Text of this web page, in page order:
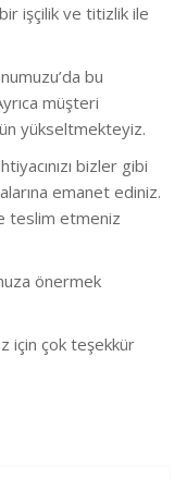
işçilik ve titizlik ile
bu
müşteri
yükseltmekteyiz.
bizler gibi
emanet ediniz.
teslim etmeniz
önermek
için çok teşekkür